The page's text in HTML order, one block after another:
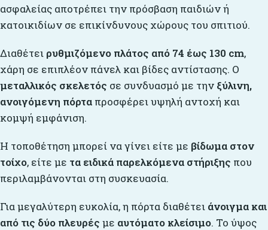
ασφαλείας αποτρέπει την πρόσβαση παιδιών ή
κατοικιδίων σε επικίνδυνους χώρους του σπιτιού.
Διαθέτει ρυθμιζόμενο πλάτος από 74 έως 130 cm,
χάρη σε επιπλέον πάνελ και βίδες αντίστασης. Ο
μεταλλικός σκελετός σε συνδυασμό με την ξύλινη,
ανοιγόμενη πόρτα προσφέρει υψηλή αντοχή και
κομψή εμφάνιση.
Η τοποθέτηση μπορεί να γίνει είτε με βίδωμα στον
τοίχο, είτε με τα ειδικά παρελκόμενα στήριξης που
περιλαμβάνονται στη συσκευασία.
Για μεγαλύτερη ευκολία, η πόρτα διαθέτει άνοιγμα και
από τις δύο πλευρές με αυτόματο κλείσιμο. Το ύψος